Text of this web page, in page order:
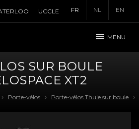
FR NL EN
UCCLE
MENU
SUR BOULE
XT2
Porte-vélos Porte-vélos Thule sur boule